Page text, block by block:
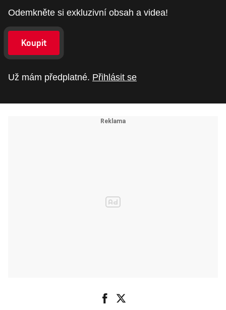
Odemkněte si exkluzivní obsah a videa!
Koupit
Už mám předplatné. Přihlásit se